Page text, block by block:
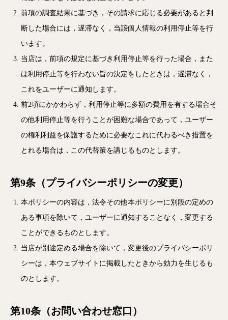
前項の調査結果に基づき，その請求に応じる必要があると判
断した場合には，遅滞なく，当該個人情報の利用停止等を行
います。
当店は，前項の規定に基づき利用停止等を行った場合，また
は利用停止等を行わない旨の決定をしたときは，遅滞なく，
これをユーザーに通知します。
前2項にかかわらず，利用停止等に多額の費用を有する場合そ
の他利用停止等を行うことが困難な場合であって，ユーザー
の権利利益を保護するために必要なこれに代わるべき措置を
とれる場合は，この代替策を講じるものとします。
第9条（プライバシーポリシーの変更）
本ポリシーの内容は，法令その他本ポリシーに別段の定めの
ある事項を除いて，ユーザーに通知することなく，変更する
ことができるものとします。
当店が別途定める場合を除いて，変更後のプライバシーポリ
シーは，本ウェブサイトに掲載したときから効力を生じるも
のとします。
第10条（お問い合わせ窓口）